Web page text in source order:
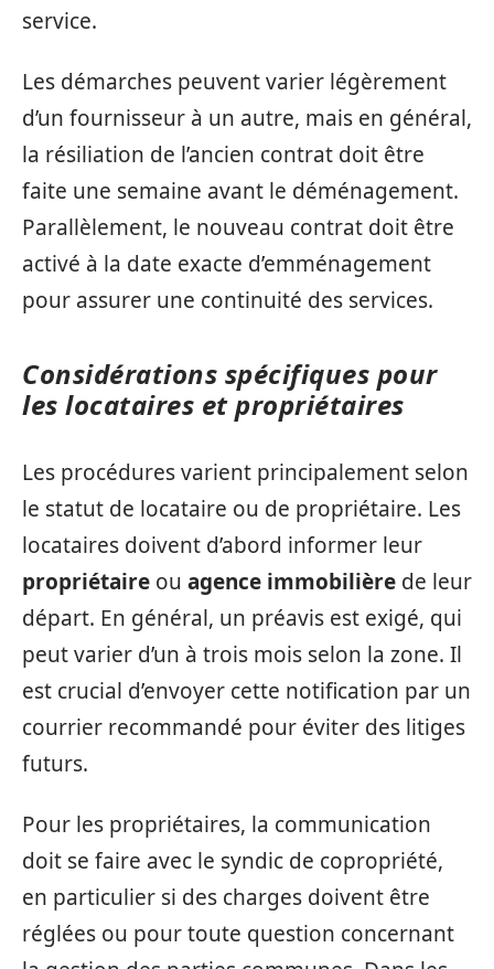
service.
Les démarches peuvent varier légèrement
d’un fournisseur à un autre, mais en général,
la résiliation de l’ancien contrat doit être
faite une semaine avant le déménagement.
Parallèlement, le nouveau contrat doit être
activé à la date exacte d’emménagement
pour assurer une continuité des services.
Considérations spécifiques pour
les locataires et propriétaires
Les procédures varient principalement selon
le statut de locataire ou de propriétaire. Les
locataires doivent d’abord informer leur
propriétaire ou agence immobilière de leur
départ. En général, un préavis est exigé, qui
peut varier d’un à trois mois selon la zone. Il
est crucial d’envoyer cette notification par un
courrier recommandé pour éviter des litiges
futurs.
Pour les propriétaires, la communication
doit se faire avec le syndic de copropriété,
en particulier si des charges doivent être
réglées ou pour toute question concernant